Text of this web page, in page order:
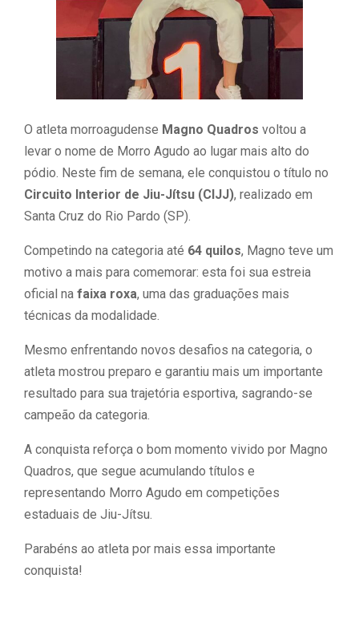
O atleta morroagudense Magno Quadros voltou a
levar o nome de Morro Agudo ao lugar mais alto do
pódio. Neste fim de semana, ele conquistou o título no
Circuito Interior de Jiu-Jítsu (CIJJ), realizado em
Santa Cruz do Rio Pardo (SP).
Competindo na categoria até 64 quilos, Magno teve um
motivo a mais para comemorar: esta foi sua estreia
oficial na faixa roxa, uma das graduações mais
técnicas da modalidade.
Mesmo enfrentando novos desafios na categoria, o
atleta mostrou preparo e garantiu mais um importante
resultado para sua trajetória esportiva, sagrando-se
campeão da categoria.
A conquista reforça o bom momento vivido por Magno
Quadros, que segue acumulando títulos e
representando Morro Agudo em competições
estaduais de Jiu-Jítsu.
Parabéns ao atleta por mais essa importante
conquista!